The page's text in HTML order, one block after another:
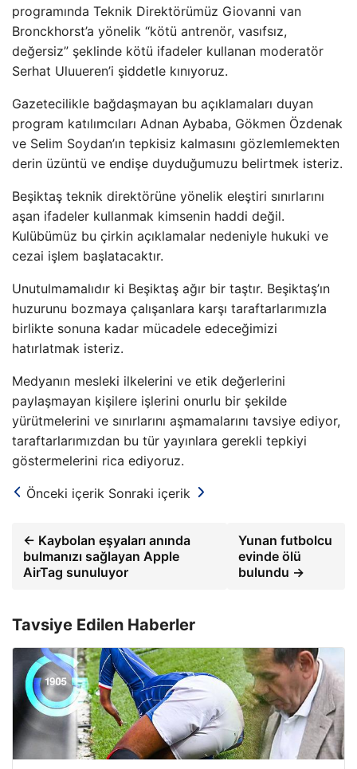
programında Teknik Direktörümüz Giovanni van
Bronckhorst’a yönelik “kötü antrenör, vasıfsız,
değersiz” şeklinde kötü ifadeler kullanan moderatör
Serhat Uluueren’i şiddetle kınıyoruz.
Gazetecilikle bağdaşmayan bu açıklamaları duyan
program katılımcıları Adnan Aybaba, Gökmen Özdenak
ve Selim Soydan’ın tepkisiz kalmasını gözlemlemekten
derin üzüntü ve endişe duyduğumuzu belirtmek isteriz.
Beşiktaş teknik direktörüne yönelik eleştiri sınırlarını
aşan ifadeler kullanmak kimsenin haddi değil.
Kulübümüz bu çirkin açıklamalar nedeniyle hukuki ve
cezai işlem başlatacaktır.
Unutulmamalıdır ki Beşiktaş ağır bir taştır. Beşiktaş’ın
huzurunu bozmaya çalışanlara karşı taraftarlarımızla
birlikte sonuna kadar mücadele edeceğimizi
hatırlatmak isteriz.
Medyanın mesleki ilkelerini ve etik değerlerini
paylaşmayan kişilere işlerini onurlu bir şekilde
yürütmelerini ve sınırlarını aşmamalarını tavsiye ediyor,
taraftarlarımızdan bu tür yayınlara gerekli tepkiyi
göstermelerini rica ediyoruz.
Önceki içerik Sonraki içerik
← Kaybolan eşyaları anında
bulmanızı sağlayan Apple
AirTag sunuluyor
Yunan futbolcu
evinde ölü
bulundu →
Tavsiye Edilen Haberler